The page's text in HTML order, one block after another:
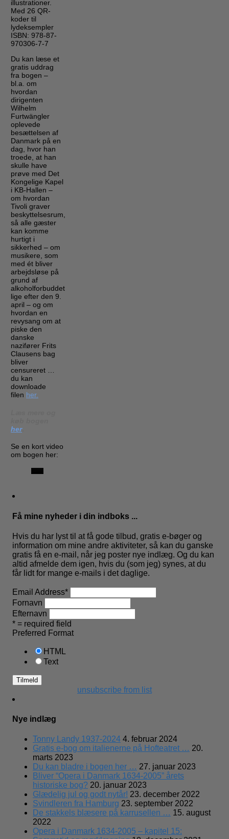
illustrationer.
Med 26 QR-
koder til
lydeksempler
ISBN: 978-87-
970306-7-7
Du kan læse et
gratis uddrag
fra bogen –
bl.a. om
hvordan
dirigenten
Wilhelm
Furtwängler
oplevede
besættelsen af
Danmark på en
dag, hvor han
troede, at han
skulle have
prøve med Det
Kongelige Kapel
i KB-Hallen –
om hvordan
Tivoli graver
beskyttelsesrum,
så alle gæster
kan komme
hurtigt i
sikkerhed – om
musikere, som
med ét bliver
arbejdsløse på
grund af
alkoholforbuddet
lige efter den 9.
april – og om
hvordan en
revysang om at
piske den
danske
nazifører Frits
Clausens bag
bliver
censureret …
du kan
downloade
filen her.
her.
Se en kort video
om bogen her:
Få mine nyheder i din indboks ...
Hvis du har lyst til at få gode tilbud, gratis e-bøger og
information om mine andre aktiviteter, så kan du ganske
gratis få en e-mail, når jeg poster nye indlæg. Og du kan
altid afmelde dem igen, hvis du (som jeg) synes, at du
får lidt for mange e-mails i det daglige.
Email Address*
Fornavn
Efternavn
* = required field
Preferred Format
HTML
Text
unsubscribe from list
Nye indlæg
Tonny Landy 1937-2024 4. februar 2024
Gratis e-bog om italienerne på Hofteatret … 20.
marts 2023
Du kan bladre i bogen her … 27. januar 2023
Bliver “Opera i Danmark 1634-2005” årets
historiske bog? 20. januar 2023
Glædelig jul og godt nytår! 23. december 2022
Svindleren fra Hamburg 23. september 2022
De stakkels blæsere på karrusellen … 15. august
2022
Opera i Danmark 1634-2005 – kapitel 15: